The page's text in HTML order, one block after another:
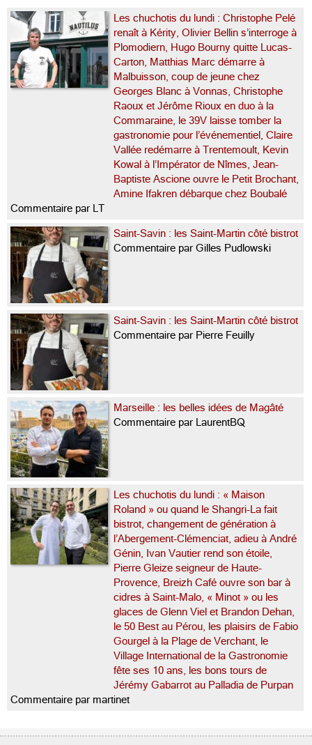
Les chuchotis du lundi : Christophe Pelé
renaît à Kérity, Olivier Bellin s’interroge à
Plomodiern, Hugo Bourny quitte Lucas-
Carton, Matthias Marc démarre à
Malbuisson, coup de jeune chez
Georges Blanc à Vonnas, Christophe
Raoux et Jérôme Rioux en duo à la
Commaraine, le 39V laisse tomber la
gastronomie pour l’événementiel, Claire
Vallée redémarre à Trentemoult, Kevin
Kowal à l’Impérator de Nîmes, Jean-
Baptiste Ascione ouvre le Petit Brochant,
Amine Ifakren débarque chez Boubalé
Commentaire par LT
Saint-Savin : les Saint-Martin côté bistrot
Commentaire par Gilles Pudlowski
Saint-Savin : les Saint-Martin côté bistrot
Commentaire par Pierre Feuilly
Marseille : les belles idées de Magâté
Commentaire par LaurentBQ
Les chuchotis du lundi : « Maison
Roland » ou quand le Shangri-La fait
bistrot, changement de génération à
l’Abergement-Clémenciat, adieu à André
Génin, Ivan Vautier rend son étoile,
Pierre Gleize seigneur de Haute-
Provence, Breizh Café ouvre son bar à
cidres à Saint-Malo, « Minot » ou les
glaces de Glenn Viel et Brandon Dehan,
le 50 Best au Pérou, les plaisirs de Fabio
Gourgel à la Plage de Verchant, le
Village International de la Gastronomie
fête ses 10 ans, les bons tours de
Jérémy Gabarrot au Palladia de Purpan
Commentaire par martinet